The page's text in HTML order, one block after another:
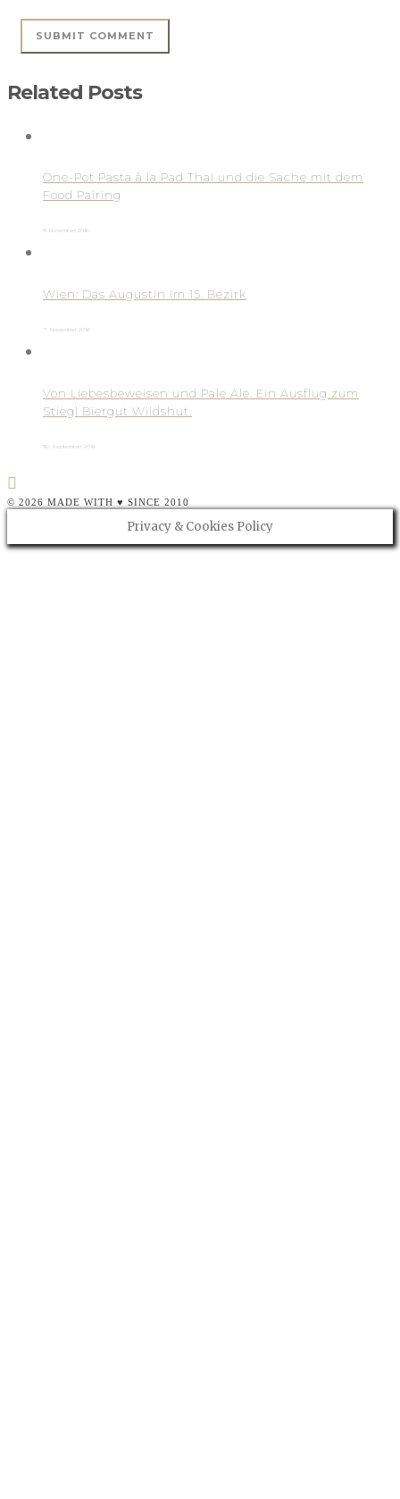
Related Posts
One-Pot Pasta à la Pad Thai und die Sache mit dem
Food Pairing
8. November 2016
Wien: Das Augustin im 15. Bezirk
7. November 2016
Von Liebesbeweisen und Pale Ale. Ein Ausflug zum
Stiegl Biergut Wildshut.
30. September 2016
© 2026 MADE WITH ♥ SINCE 2010
Privacy & Cookies Policy